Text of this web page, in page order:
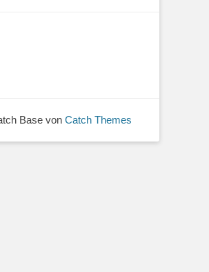
Base von Catch Themes